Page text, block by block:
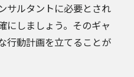
サルタントに必要とされ
にしましょう。そのギャ
行動計画を立てることが